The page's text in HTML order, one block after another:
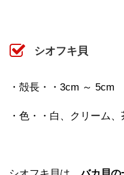
シオフキ貝
・殻長・・3cm ～ 5cm
・色・・白、クリーム